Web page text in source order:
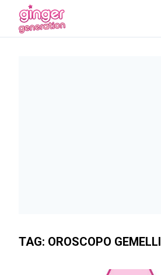
TAG: OROSCOPO GEMELLI